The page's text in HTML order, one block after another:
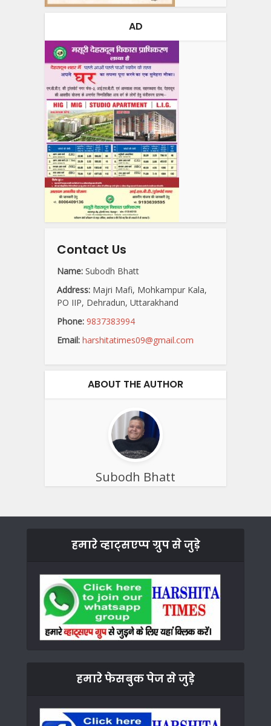
AD
Contact Us
Name: Subodh Bhatt
Address: Majri Mafi, Mohkampur Kala,
PO IIP, Dehradun, Uttarakhand
Phone: 9837383994
Email: harshitatimes09@gmail.com
ABOUT THE AUTHOR
Subodh Bhatt
हमारे व्हाट्सएप्प ग्रुप से जुड़े
हमारे फेसबुक पेज से जुड़े